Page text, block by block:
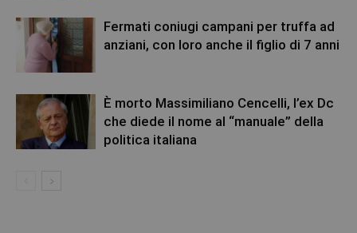
Fermati coniugi campani per truffa ad
anziani, con loro anche il figlio di 7 anni
È morto Massimiliano Cencelli, l’ex Dc
che diede il nome al “manuale” della
politica italiana